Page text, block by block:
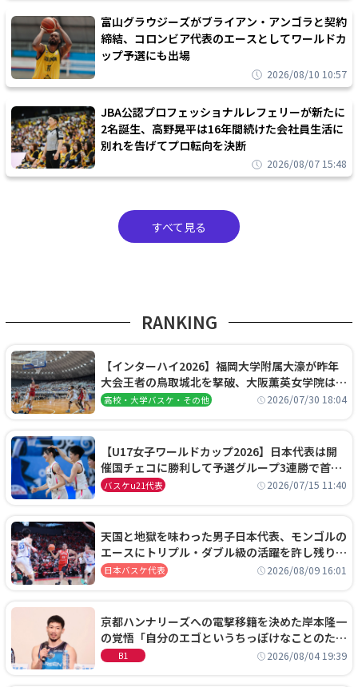
富山グラウジーズがブライアン・アンゴラと契約
締結、コロンビア代表のエースとしてワールドカ
ップ予選にも出場
2026/08/10 10:57
JBA公認プロフェッショナルレフェリーが新たに
2名誕生、高野晃平は16年間続けた会社員生活に
別れを告げてプロ転向を決断
2026/08/07 15:48
すべて見る
RANKING
【インターハイ2026】福岡大学附属大濠が昨年
大会王者の鳥取城北を撃破、大阪薫英女学院は岐
阜女子に完勝、大会3日目試合結果
高校・大学バスケ・その他 2026/07/30 18:04
【U17女子ワールドカップ2026】日本代表は開
催国チェコに勝利して予選グループ3連勝で首位
通過！準々決勝の相手はエジプトに決定
バスケu21代表 2026/07/15 11:40
天国と地獄を味わった男子日本代表、モンゴルの
エースにトリプル・ダブル級の活躍を許し残り
0.4秒に失点する悔しい敗戦
日本バスケ代表 2026/08/09 16:01
京都ハンナリーズへの電撃移籍を決めた岸本隆一
の覚悟「自分のエゴというちっぽけなことのため
に、京都に来たわけではない」
B1 2026/08/04 19:39